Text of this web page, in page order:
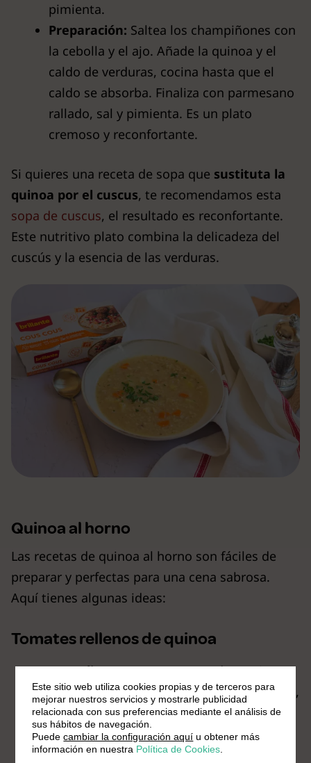
pimienta.
Preparación: Saltea los champiñones con
la cebolla y el ajo. Añade la quinoa y el
caldo de verduras, cocina hasta que el
caldo se absorba. Finaliza con parmesano
rallado, sal y pimienta. Es un plato
cremoso y reconfortante.
Si quieres una receta de sopa que sustituta la
quinoa por el cuscus, te recomendamos esta
sopa de cuscus, el resultado es reconfortante.
Este nutritivo plato combina la delicadeza del
cuscús y la esencia de las verduras.
Quinoa al horno
Las recetas de quinoa al horno son fáciles de
preparar y perfectas para una cena sabrosa.
Aquí tienes algunas ideas:
Tomates rellenos de quinoa
Ingredientes:tomates grandes, quinoa
cocida, cebolla, ajo, espinacas, queso feta,
sal, pimienta.
Preparación:Vacía los tomates y
rellénalos con una mezcla de quinoa,
Este sitio web utiliza cookies propias y de terceros para
mejorar nuestros servicios y mostrarle publicidad
relacionada con sus preferencias mediante el análisis de
sus hábitos de navegación.
Puedecambiar la configuración aquí u obtener más
información en nuestra Política de Cookies